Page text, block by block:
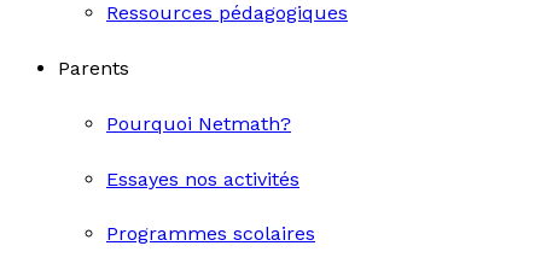
Ressources pédagogiques
Parents
Pourquoi Netmath?
Essayes nos activités
Programmes scolaires